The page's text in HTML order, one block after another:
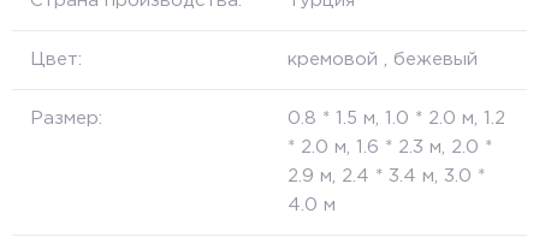
Цвет: кремовой , бежевый
Размер:
0.8 * 1.5 м, 1.0 * 2.0 м, 1.2
* 2.0 м, 1.6 * 2.3 м, 2.0 *
2.9 м, 2.4 * 3.4 м, 3.0 *
4.0 м